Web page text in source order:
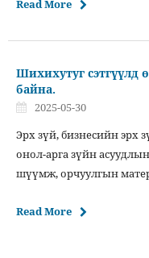
Read More
Шихихутуг сэтгүүлд
байна.
2025-05-30
Эрх зүй, бизнесийн эрх
онол-арга зүйн
шүүмж, орчуулгын
Read More